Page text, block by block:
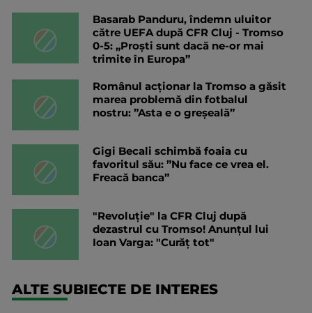
Basarab Panduru, îndemn uluitor
către UEFA după CFR Cluj - Tromso
0-5: „Proști sunt dacă ne-or mai
trimite în Europa”
Românul acționar la Tromso a găsit
marea problemă din fotbalul
nostru: ”Asta e o greșeală”
Gigi Becali schimbă foaia cu
favoritul său: ”Nu face ce vrea el.
Freacă banca”
"Revoluție" la CFR Cluj după
dezastrul cu Tromso! Anunțul lui
Ioan Varga: "Curăț tot"
ALTE SUBIECTE DE INTERES